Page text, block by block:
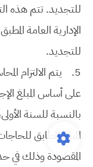
للتجديد. تتم هذه
الإدارية العامة
للتجديد.
5.
يتم الالتزام
على أساس المبلغ
بالنسبة للسنة
المبلغ المطابق
المقصودة وذلك في